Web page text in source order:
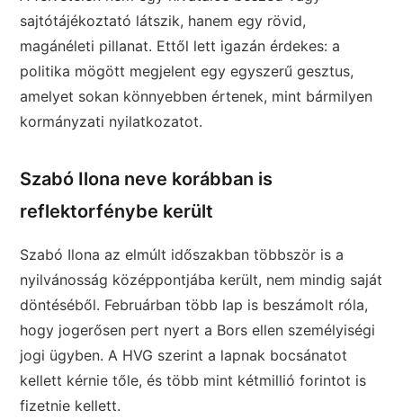
sajtótájékoztató látszik, hanem egy rövid,
magánéleti pillanat. Ettől lett igazán érdekes: a
politika mögött megjelent egy egyszerű gesztus,
amelyet sokan könnyebben értenek, mint bármilyen
kormányzati nyilatkozatot.
Szabó Ilona neve korábban is
reflektorfénybe került
Szabó Ilona az elmúlt időszakban többször is a
nyilvánosság középpontjába került, nem mindig saját
döntéséből. Februárban több lap is beszámolt róla,
hogy jogerősen pert nyert a Bors ellen személyiségi
jogi ügyben. A HVG szerint a lapnak bocsánatot
kellett kérnie tőle, és több mint kétmillió forintot is
fizetnie kellett.